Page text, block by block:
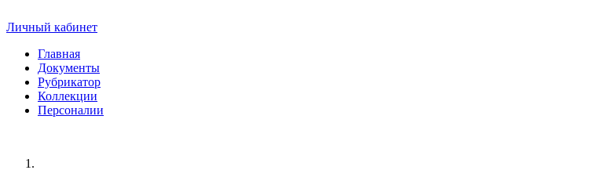
Личный кабинет
Главная
Документы
Рубрикатор
Коллекции
Персоналии